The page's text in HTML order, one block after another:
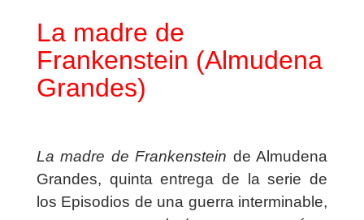
La madre de
Frankenstein (Almudena
Grandes)
La madre de Frankenstein de Almudena
Grandes, quinta entrega de la serie de
los Episodios de una guerra interminable,